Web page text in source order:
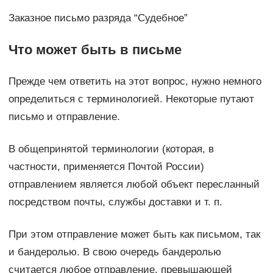
Заказное письмо разряда “Судебное”
Что может быть в письме
Прежде чем ответить на этот вопрос, нужно немного
определиться с терминологией. Некоторые путают
письмо и отправление.
В общепринятой терминологии (которая, в
частности, применяется Почтой России)
отправлением является любой объект пересланный
посредством почты, службы доставки и т. п.
При этом отправление может быть как письмом, так
и бандеролью. В свою очередь бандеролью
считается любое отправление, превышающей